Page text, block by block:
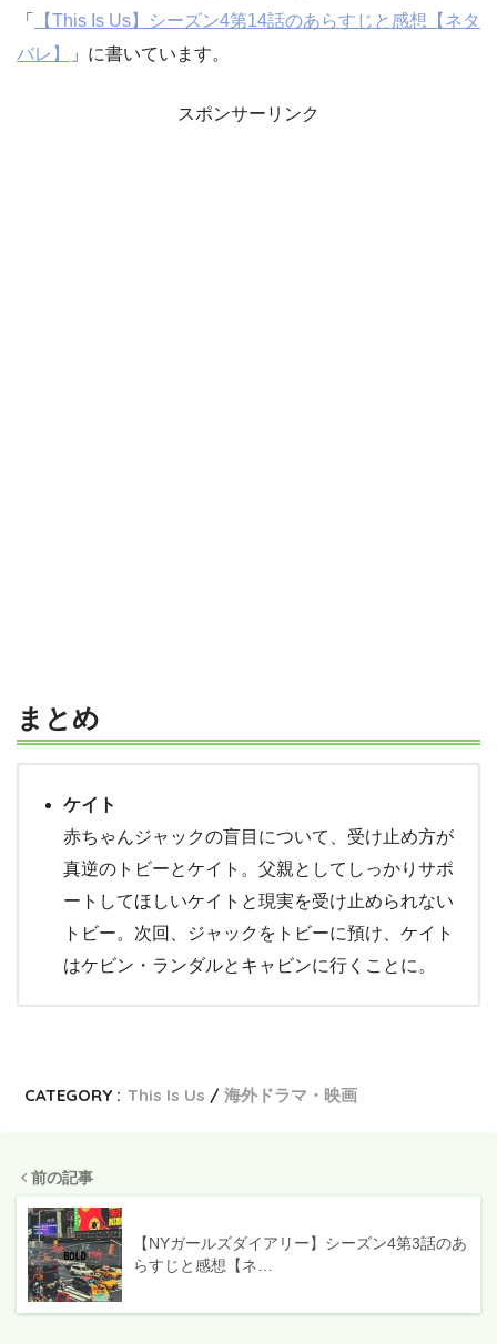
「
【This Is Us】シーズン4第14話のあらすじと感想【ネタ
バレ】
」に書いています。
スポンサーリンク
まとめ
ケイト
赤ちゃんジャックの盲目について、受け止め方が
真逆のトビーとケイト。父親としてしっかりサポ
ートしてほしいケイトと現実を受け止められない
トビー。次回、ジャックをトビーに預け、ケイト
はケビン・ランダルとキャビンに行くことに。
CATEGORY : This Is Us 海外ドラマ・映画
前の記事
【NYガールズダイアリー】シーズン4第3話のあ
らすじと感想【ネ…